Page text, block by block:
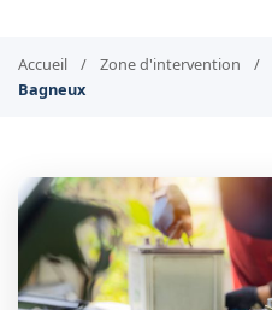
Accueil / Zone d'intervention /
Bagneux